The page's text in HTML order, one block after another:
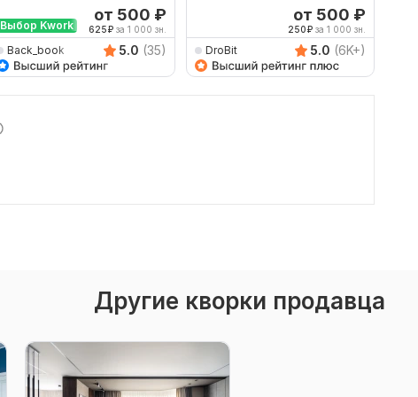
Русский и наоборот
Выбор Kwork
от 500 ₽
625₽ за 1 000 зн.
Back_book 5.0 (35)
от 500 ₽
250₽за 1 000 зн.
DroBit 5.0 (6K+)
Другие кворки продавца